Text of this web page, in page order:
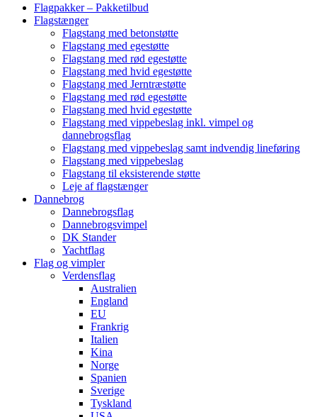
Flagpakker – Pakketilbud
Flagstænger
Flagstang med betonstøtte
Flagstang med egestøtte
Flagstang med rød egestøtte
Flagstang med hvid egestøtte
Flagstang med Jerntræstøtte
Flagstang med rød egestøtte
Flagstang med hvid egestøtte
Flagstang med vippebeslag inkl. vimpel og
dannebrogsflag
Flagstang med vippebeslag samt indvendig lineføring
Flagstang med vippebeslag
Flagstang til eksisterende støtte
Leje af flagstænger
Dannebrog
Dannebrogsflag
Dannebrogsvimpel
DK Stander
Yachtflag
Flag og vimpler
Verdensflag
Australien
England
EU
Frankrig
Italien
Kina
Norge
Spanien
Sverige
Tyskland